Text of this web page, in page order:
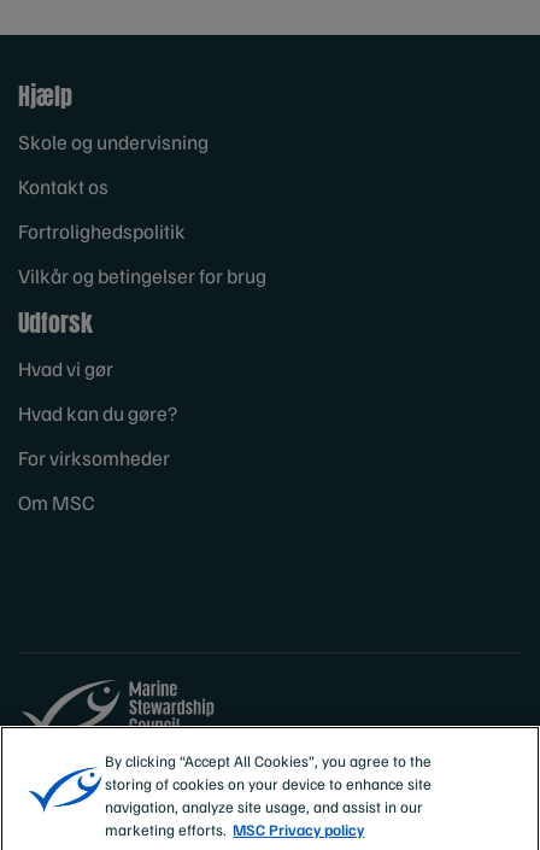
Hjælp
Skole og undervisning
Kontakt os
Fortrolighedspolitik
Vilkår og betingelser for brug
Udforsk
Hvad vi gør
Hvad kan du gøre?
For virksomheder
Om MSC
Sites
Danmark
By clicking “Accept All Cookies”, you agree to the
storing of cookies on your device to enhance site
navigation, analyze site usage, and assist in our
marketing efforts. MSC Privacy policy